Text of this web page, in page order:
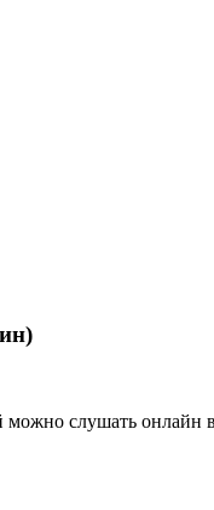
слушать онлайн в